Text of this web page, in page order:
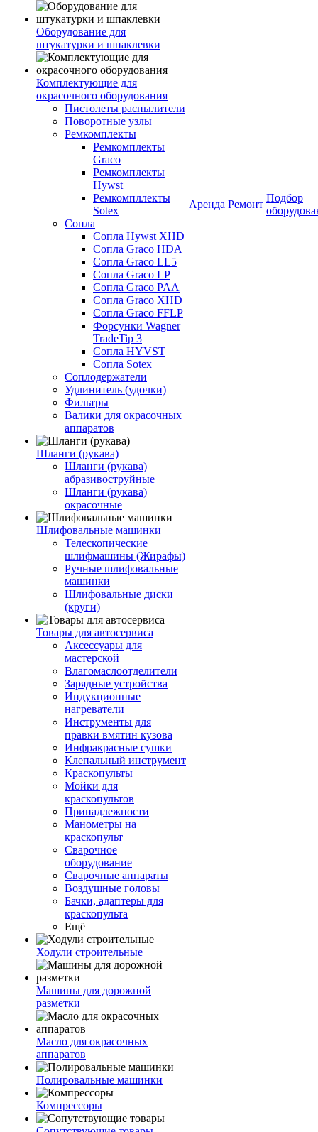
Оборудование для
штукатурки и шпаклевки
Комплектующие для
окрасочного оборудования
Пистолеты распылители
Поворотные узлы
Ремкомплекты
Ремкомплекты
Graco
Ремкомплекты
Hywst
Ремкомпллекты
Sotex
Сопла
Сопла Hywst XHD
Сопла Graco HDA
Сопла Graco LL5
Сопла Graco LP
Сопла Graco PAA
Сопла Graco XHD
Сопла Graco FFLP
Форсунки Wagner
TradeTip 3
Сопла HYVST
Сопла Sotex
Соплодержатели
Удлинитель (удочки)
Фильтры
Валики для окрасочных
аппаратов
Шланги (рукава)
Шланги (рукава)
абразивоструйные
Шланги (рукава)
окрасочные
Шлифовальные машинки
Телескопические
шлифмашины (Жирафы)
Ручные шлифовальные
машинки
Шлифовальные диски
(круги)
Товары для автосервиса
Аксессуары для
мастерской
Влагомаслоотделители
Зарядные устройства
Индукционные
нагреватели
Инструменты для
правки вмятин кузова
Инфракрасные сушки
Клепальный инструмент
Краскопульты
Мойки для
краскопультов
Принадлежности
Манометры на
краскопульт
Сварочное
оборудование
Сварочные аппараты
Воздушные головы
Бачки, адаптеры для
краскопульта
Ещё
Ходули строительные
Машины для дорожной
разметки
Масло для окрасочных
аппаратов
Полировальные машинки
Компрессоры
Аренда Ремонт
Подбор